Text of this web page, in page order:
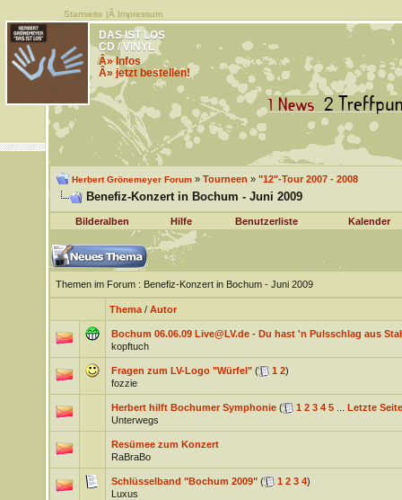
Startseite |Â Impressum
DAS IST LOS
CD / VINYL
Â» Infos
Â» jetzt bestellen!
Herbert Grönemeyer Forum» Tourneen » "12"-Tour 2007 - 2008
Benefiz-Konzert in Bochum - Juni 2009
Bilderalben Hilfe Benutzerliste Kalender
Themen im Forum: Benefiz-Konzert in Bochum - Juni 2009
Thema/ Autor
Bochum 06.06.09 Live@LV.de - Du hast 'n Pulsschlag aus
kopftuch
Fragen zum LV-Logo "Würfel" ( 1 2)
fozzie
Herbert hilft Bochumer Symphonie ( 1 2 3 4 5... Letzte Seite
Unterwegs
Resümee zum Konzert
RaBraBo
Schlüsselband "Bochum 2009" ( 1 2 3 4)
Luxus